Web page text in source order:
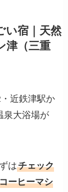
い宿｜天然
津（三重
近鉄津駅か
泉大浴場が
はチェック
ーヒーマシ